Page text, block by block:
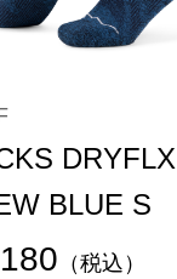
DRYFLX
BLUE S
（税込）